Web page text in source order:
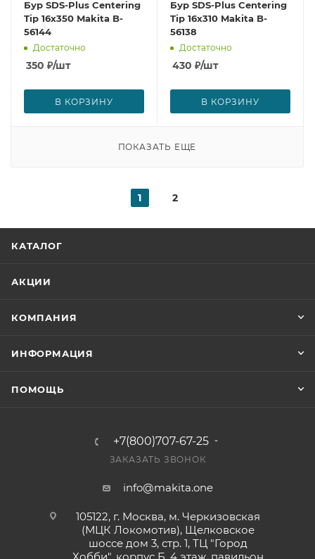
Бур SDS-Plus Centering
Tip 16x350 Makita B-
56144
Достаточно
350 ₽/шт
В КОРЗИНУ
Бур SDS-Plus Centering
Tip 16x310 Makita B-
56138
Достаточно
430 ₽/шт
В КОРЗИНУ
ПОКАЗАТЬ ЕЩЕ
1 2
КАТАЛОГ
АКЦИИ
КОМПАНИЯ
ИНФОРМАЦИЯ
ПОМОЩЬ
+7(800)707-67-25
ЗАКАЗАТЬ ЗВОНОК
info@makita.one
105122, г. Москва, м. Черкизовская
(МЦК Локомотив), Щелковское
шоссе дом 3, стр. 1, ТЦ "Город